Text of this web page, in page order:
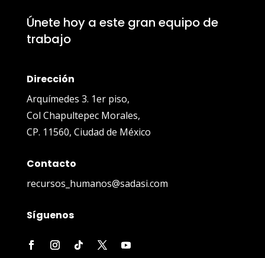
Únete hoy a este gran equipo de
trabajo
Dirección
Arquímedes 3. 1er piso,
Col Chapultepec Morales,
CP. 11560, Ciudad de México
Contacto
recursos_humanos@sadasi.com
Síguenos